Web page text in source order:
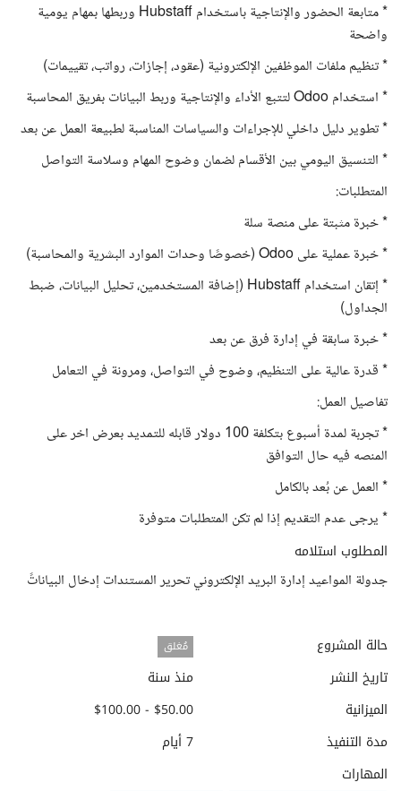
* متابعة الحضور والإنتاجية باستخدام Hubstaff وربطها بمهام يومية
واضحة
* تنظيم ملفات الموظفين الإلكترونية (عقود، إجازات، رواتب، تقييمات)
* استخدام Odoo لتتبع الأداء والإنتاجية وربط البيانات بفريق المحاسبة
* تطوير دليل داخلي للإجراءات والسياسات المناسبة لطبيعة العمل عن بعد
* التنسيق اليومي بين الأقسام لضمان وضوح المهام وسلاسة التواصل
المتطلبات:
* خبرة مثبتة على منصة سلة
* خبرة عملية على Odoo (خصوصًا وحدات الموارد البشرية والمحاسبة)
* إتقان استخدام Hubstaff (إضافة المستخدمين، تحليل البيانات، ضبط
الجداول)
* خبرة سابقة في إدارة فرق عن بعد
* قدرة عالية على التنظيم، وضوح في التواصل، ومرونة في التعامل
تفاصيل العمل:
* تجربة لمدة أسبوع بتكلفة 100 دولار قابله للتمديد بعرض اخر على
المنصه فيه حال التوافق
* العمل عن بُعد بالكامل
* يرجى عدم التقديم إذا لم تكن المتطلبات متوفرة
المطلوب استلامه
جدولة المواعيد إدارة البريد الإلكتروني تحرير المستندات إدخال البياناتً
حالة المشروع مُغلق
تاريخ النشر
منذ سنة
الميزانية
$50.00 - $100.00
مدة التنفيذ
7 أيام
المهارات